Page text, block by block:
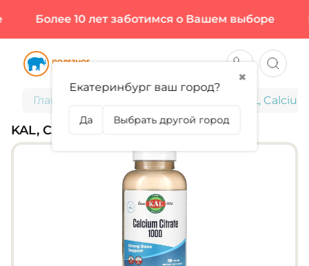
Более 10 лет заботимся о Вашем выборе
Главная KAL,
KAL, CALCIUM CITRATE
✖
Екатеринбург ваш город?
Да Выбрать другой город